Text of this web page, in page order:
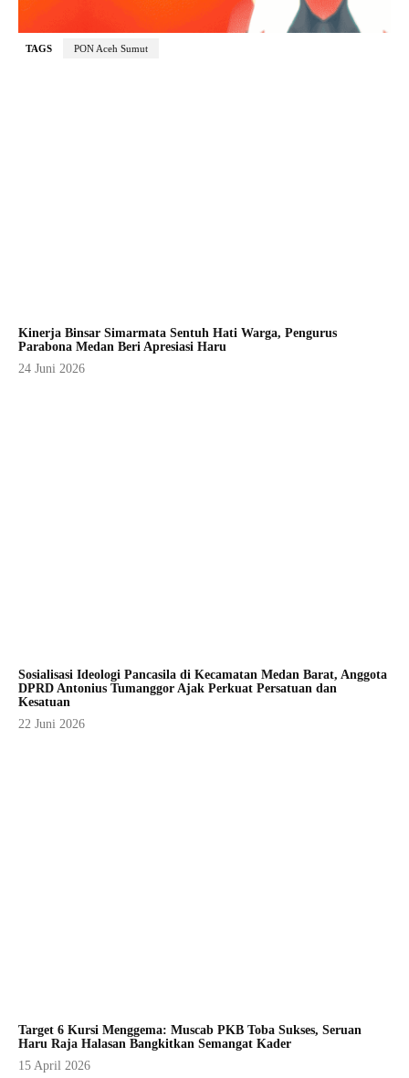
TAGS PON Aceh Sumut
Kinerja Binsar Simarmata Sentuh Hati Warga, Pengurus
Parabona Medan Beri Apresiasi Haru
24 Juni 2026
Sosialisasi Ideologi Pancasila di Kecamatan Medan Barat, Anggota
DPRD Antonius Tumanggor Ajak Perkuat Persatuan dan
Kesatuan
22 Juni 2026
Target 6 Kursi Menggema: Muscab PKB Toba Sukses, Seruan
Haru Raja Halasan Bangkitkan Semangat Kader
15 April 2026